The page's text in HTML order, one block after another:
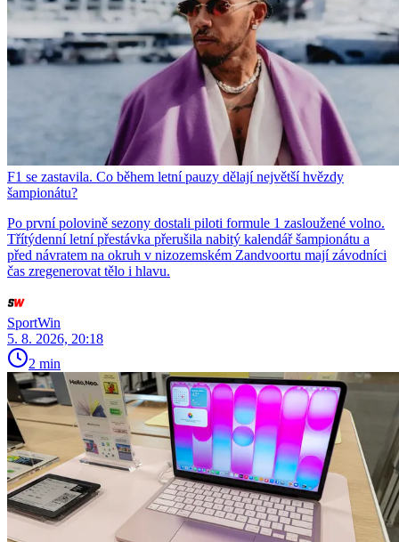
F1 se zastavila. Co během letní pauzy dělají největší hvězdy
šampionátu?
Po první polovině sezony dostali piloti formule 1 zasloužené volno.
Třítýdenní letní přestávka přerušila nabitý kalendář šampionátu a
před návratem na okruh v nizozemském Zandvoortu mají závodníci
čas zregenerovat tělo i hlavu.
SportWin
5. 8. 2026, 20:18
2 min